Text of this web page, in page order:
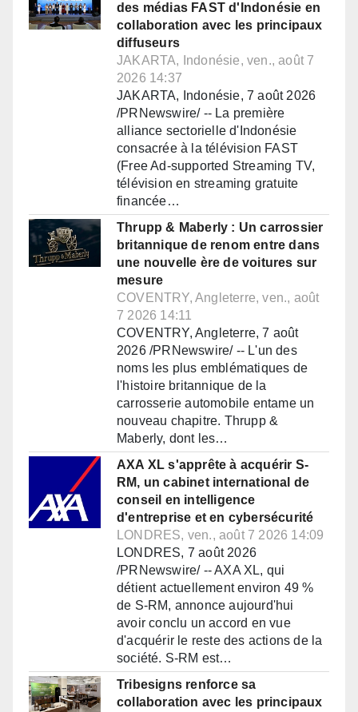
des médias FAST d'Indonésie en
collaboration avec les principaux
diffuseurs
JAKARTA, Indonésie, ven., août 7
2026 14:37
JAKARTA, Indonésie, 7 août 2026
/PRNewswire/ -- La première
alliance sectorielle d'Indonésie
consacrée à la télévision FAST
(Free Ad-supported Streaming TV,
télévision en streaming gratuite
financée…
Thrupp & Maberly : Un carrossier
britannique de renom entre dans
une nouvelle ère de voitures sur
mesure
COVENTRY, Angleterre, ven., août
7 2026 14:11
COVENTRY, Angleterre, 7 août
2026 /PRNewswire/ -- L'un des
noms les plus emblématiques de
l'histoire britannique de la
carrosserie automobile entame un
nouveau chapitre. Thrupp &
Maberly, dont les…
AXA XL s'apprête à acquérir S-
RM, un cabinet international de
conseil en intelligence
d'entreprise et en cybersécurité
LONDRES, ven., août 7 2026 14:09
LONDRES, 7 août 2026
/PRNewswire/ -- AXA XL, qui
détient actuellement environ 49 %
de S-RM, annonce aujourd'hui
avoir conclu un accord en vue
d'acquérir le reste des actions de la
société. S-RM est…
Tribesigns renforce sa
collaboration avec les principaux